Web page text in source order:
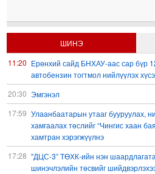
ШИНЭ
11:20 Ерөнхий сайд БНХАУ-аас сар бүр
автобензин тогтмол нийлүүлэх
20:30 Эмгэнэл
17:59 Улаанбаатарын утааг бууруулах,
хамгаалах төслийг “Чингис хаан
хамтран хэрэгжүүлнэ
17:28 "ДЦС-3” ТӨХК-ийн нэн
шинэчлэлийн төсвийг